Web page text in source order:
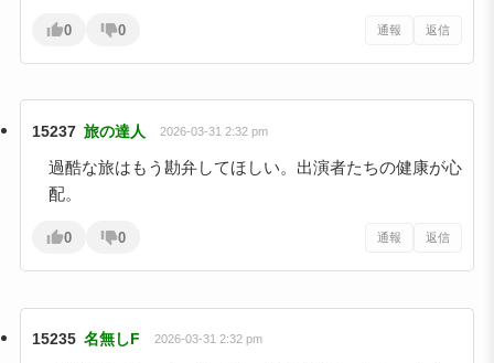
0 0 通報 返信
15237 旅の達人 2026-03-31 2:32 pm
過酷な旅はもう勘弁してほしい。出演者たちの健康が心
配。
0 0 通報 返信
15235 名無しF 2026-03-31 2:32 pm